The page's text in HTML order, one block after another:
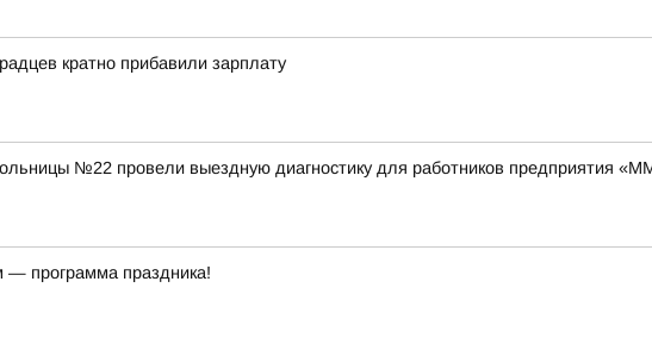
кратно прибавили зарплату
№22 провели выездную диагностику для работников предприятия
— программа праздника!